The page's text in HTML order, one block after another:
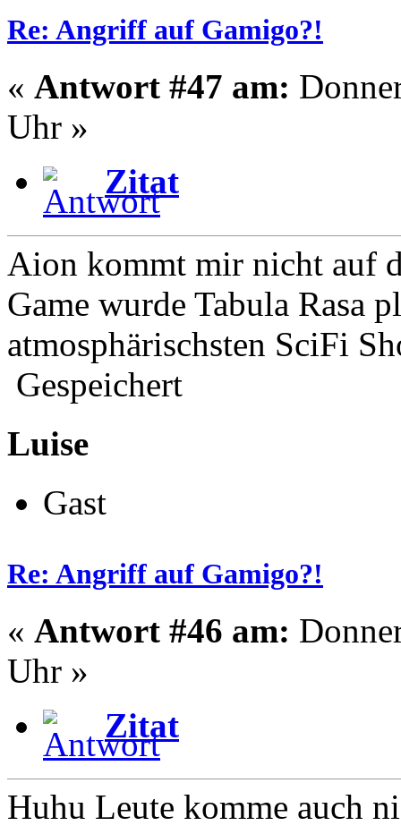
Re: Angriff auf Gamigo?!
« Antwort #47 am:
Uhr »
Zitat
Aion kommt mir nicht auf
Game wurde Tabula Rasa
atmosphärischsten SciFi
Gespeichert
Luise
Gast
Re: Angriff auf Gamigo?!
« Antwort #46 am:
Uhr »
Zitat
Huhu Leute komme auch